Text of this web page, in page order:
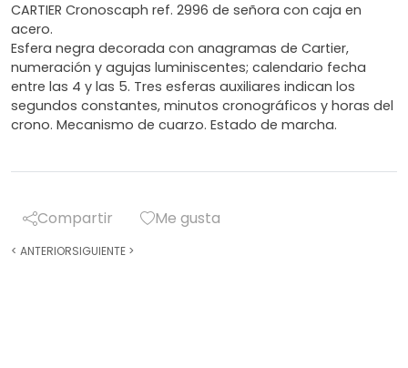
CARTIER Cronoscaph ref. 2996 de señora con caja en
acero.
Esfera negra decorada con anagramas de Cartier,
numeración y agujas luminiscentes; calendario fecha
entre las 4 y las 5. Tres esferas auxiliares indican los
segundos constantes, minutos cronográficos y horas del
crono. Mecanismo de cuarzo. Estado de marcha.
Compartir Me gusta
< ANTERIORSIGUIENTE >